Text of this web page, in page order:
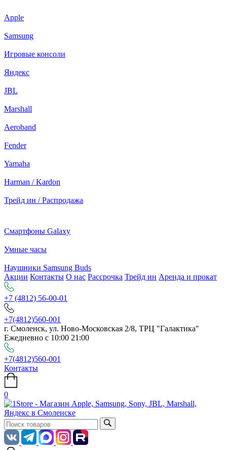
Apple
Samsung
Игровые консоли
Яндекс
JBL
Marshall
Aeroband
Fender
Yamaha
Harman / Kardon
Трейд ин / Распродажа
Смартфоны Galaxy
Умные часы
Наушники Samsung Buds
Акции Контакты О нас Рассрочка Трейд ин Аренда и прокат
+7 (4812) 56-00-01
+7(4812)560-001
г. Смоленск, ул. Ново-Московская 2/8, ТРЦ "Галактика"
Ежедневно с 10:00 21:00
+7(4812)560-001
Контакты
0